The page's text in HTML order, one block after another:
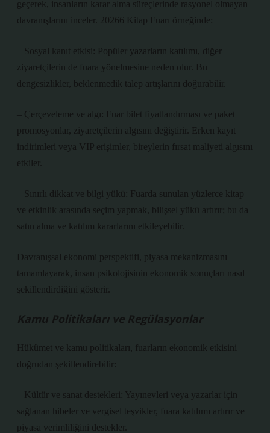
geçerek, insanların karar alma süreçlerinde rasyonel olmayan
davranışlarını inceler. 20266 Kitap Fuarı örneğinde:
– Sosyal kanıt etkisi: Popüler yazarların katılımı, diğer
ziyaretçilerin de fuara yönelmesine neden olur. Bu
dengesizlikler
, beklenmedik talep artışlarını doğurabilir.
– Çerçeveleme ve algı: Fuar bilet fiyatlandırması ve paket
promosyonlar, ziyaretçilerin algısını değiştirir. Erken kayıt
indirimleri veya VIP erişimler, bireylerin fırsat maliyeti algısını
etkiler.
– Sınırlı dikkat ve bilgi yükü: Fuarda sunulan yüzlerce kitap
ve etkinlik arasında seçim yapmak, bilişsel yükü artırır; bu da
satın alma ve katılım kararlarını etkileyebilir.
Davranışsal ekonomi perspektifi, piyasa mekanizmasını
tamamlayarak, insan psikolojisinin ekonomik sonuçları nasıl
şekillendirdiğini gösterir.
Kamu Politikaları ve Regülasyonlar
Hükûmet ve kamu politikaları, fuarların ekonomik etkisini
doğrudan şekillendirebilir:
– Kültür ve sanat destekleri: Yayınevleri veya yazarlar için
sağlanan hibeler ve vergisel teşvikler, fuara katılımı artırır ve
piyasa verimliliğini destekler.